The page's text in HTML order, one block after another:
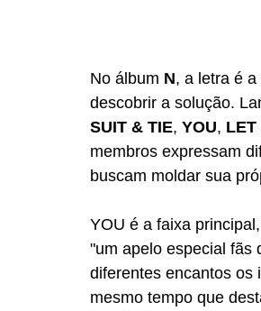
No álbum N, a letra é
descobrir a solução.
SUIT & TIE, YOU, LET
membros expressam
buscam moldar sua
YOU é a faixa
"um apelo especial fãs
diferentes encantos os
mesmo tempo que